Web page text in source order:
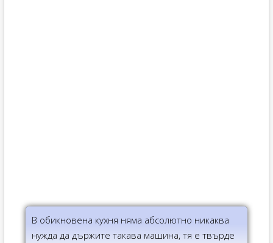
В обикновена кухня няма абсолютно никаква
нужда да държите такава машина, тя е твърде